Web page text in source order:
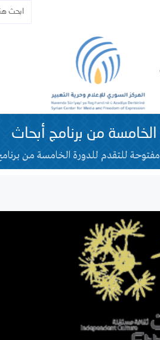
من برنامج أبحاث
للتقدم للدورة الخامسة من